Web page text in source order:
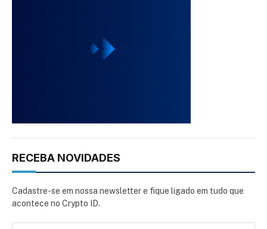
RECEBA NOVIDADES
Cadastre-se em nossa newsletter e fique ligado em tudo que
acontece no Crypto ID.